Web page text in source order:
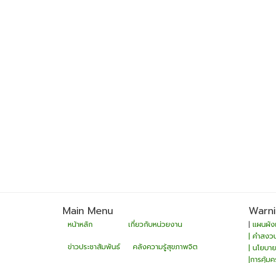
Main Menu
หน้าหลัก เกี่ยวกับหน่วยงาน
ข่าวประชาสัมพันธ์ คลังความรู้สุขภาพจิต
|แผนผัง
| คำสง
| นโยบา
|การคุ้ม